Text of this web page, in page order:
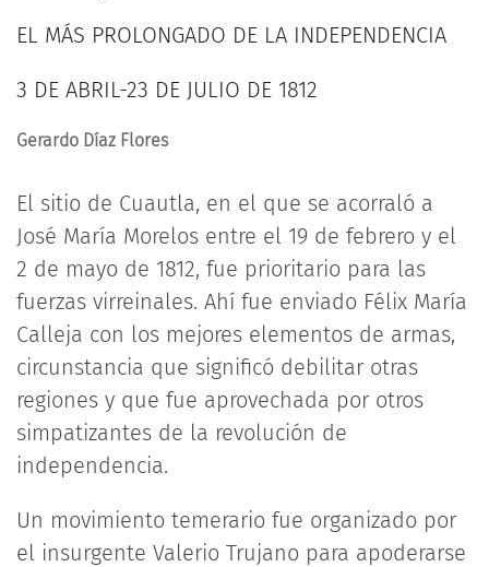
EL MÁS PROLONGADO DE LA INDEPENDENCIA
3 DE ABRIL-23 DE JULIO DE 1812
Gerardo Díaz Flores
El sitio de Cuautla, en el que se acorraló a
José María Morelos entre el 19 de febrero y el
2 de mayo de 1812, fue prioritario para las
fuerzas virreinales. Ahí fue enviado Félix María
Calleja con los mejores elementos de armas,
circunstancia que significó debilitar otras
regiones y que fue aprovechada por otros
simpatizantes de la revolución de
independencia.
Un movimiento temerario fue organizado por
el insurgente Valerio Trujano para apoderarse